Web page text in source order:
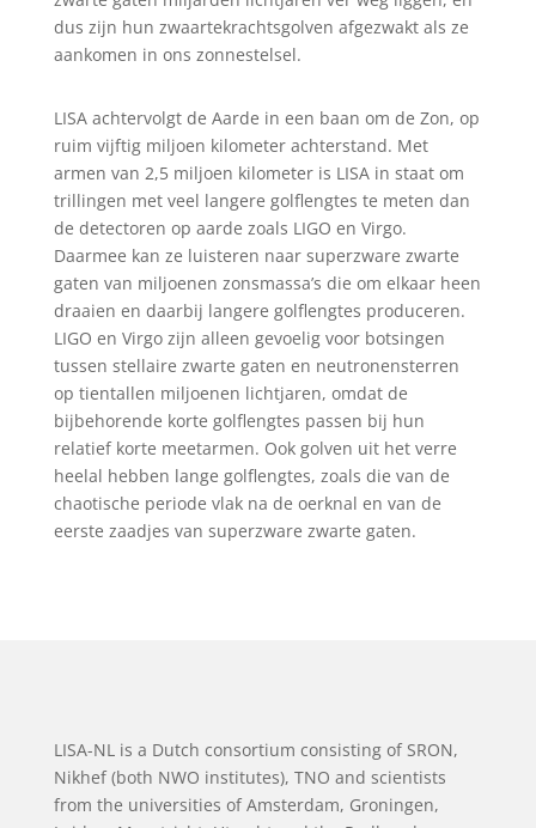
dus zijn hun zwaartekrachtsgolven afgezwakt als ze
aankomen in ons zonnestelsel.
LISA achtervolgt de Aarde in een baan om de Zon, op
ruim vijftig miljoen kilometer achterstand. Met
armen van 2,5 miljoen kilometer is LISA in staat om
trillingen met veel langere golflengtes te meten dan
de detectoren op aarde zoals LIGO en Virgo.
Daarmee kan ze luisteren naar superzware zwarte
gaten van miljoenen zonsmassa’s die om elkaar heen
draaien en daarbij langere golflengtes produceren.
LIGO en Virgo zijn alleen gevoelig voor botsingen
tussen stellaire zwarte gaten en neutronensterren
op tientallen miljoenen lichtjaren, omdat de
bijbehorende korte golflengtes passen bij hun
relatief korte meetarmen. Ook golven uit het verre
heelal hebben lange golflengtes, zoals die van de
chaotische periode vlak na de oerknal en van de
eerste zaadjes van superzware zwarte gaten.
LISA-NL is a Dutch consortium consisting of SRON,
Nikhef (both NWO institutes), TNO and scientists
from the universities of Amsterdam, Groningen,